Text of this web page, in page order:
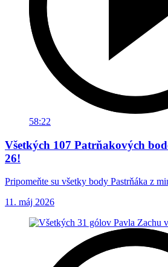
58:22
Všetkých 107 Patrňakových
26!
Pripomeňte su všetky body Pastrňáka z
11. máj 2026